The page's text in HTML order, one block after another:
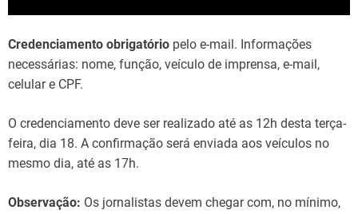
Credenciamento obrigatório pelo e-mail. Informações
necessárias: nome, função, veículo de imprensa, e-mail,
celular e CPF.
O credenciamento deve ser realizado até as 12h desta terça-
feira, dia 18. A confirmação será enviada aos veículos no
mesmo dia, até as 17h.
Observação: Os jornalistas devem chegar com, no mínimo,